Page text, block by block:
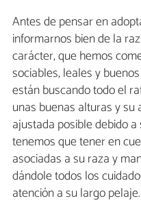
Antes de pensar en
informarnos bien de la
carácter, que hemos
sociables, leales y
están buscando todo el
unas buenas alturas y
ajustada posible debido
tenemos que tener en
asociadas a su raza y
dándole todos los
atención a su largo pelaje.